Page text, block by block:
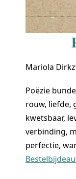
Mariola
Poëzie
rouw, liefde,
kwetsbaar,
verbinding,
perfectie,